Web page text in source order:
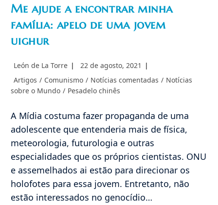
Me ajude a encontrar minha
família: apelo de uma jovem
uighur
Autor
post:
León de La Torre
Post
22 de agosto, 2021
Categoria
do
Artigos / Comunismo / Notícias comentadas / Notícias
sobre o Mundo / Pesadelo chinês
A Mídia costuma fazer propaganda de uma
adolescente que entenderia mais de física,
meteorologia, futurologia e outras
especialidades que os próprios cientistas. ONU
e assemelhados ai estão para direcionar os
holofotes para essa jovem. Entretanto, não
estão interessados no genocídio…